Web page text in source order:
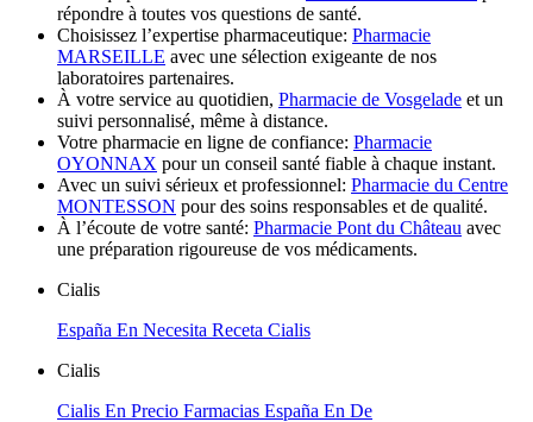
répondre à toutes vos questions de santé.
Choisissez l’expertise pharmaceutique: Pharmacie
MARSEILLE avec une sélection exigeante de nos
laboratoires partenaires.
À votre service au quotidien, Pharmacie de Vosgelade et un
suivi personnalisé, même à distance.
Votre pharmacie en ligne de confiance: Pharmacie
OYONNAX pour un conseil santé fiable à chaque instant.
Avec un suivi sérieux et professionnel: Pharmacie du Centre
MONTESSON pour des soins responsables et de qualité.
À l’écoute de votre santé: Pharmacie Pont du Château avec
une préparation rigoureuse de vos médicaments.
Cialis
España En Necesita Receta Cialis
Cialis
Cialis En Precio Farmacias España En De